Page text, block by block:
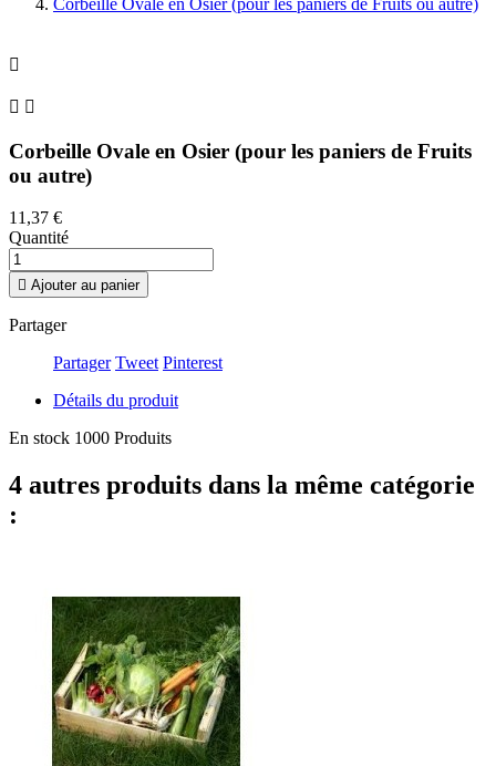
Corbeille Ovale en Osier (pour les paniers de Fruits ou autre)

 
Corbeille Ovale en Osier (pour les paniers de Fruits
ou autre)
11,37 €
Quantité
 Ajouter au panier
Partager
Partager Tweet Pinterest
Détails du produit
En stock 1000 Produits
4 autres produits dans la même catégorie
: